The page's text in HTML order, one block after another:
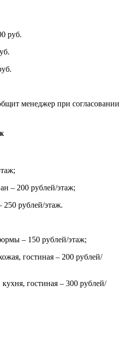
руб.
менеджер при согласовании
– 200 рублей/этаж;
рублей/этаж.
– 150 рублей/этаж;
гостиная – 200 рублей/
гостиная – 300 рублей/